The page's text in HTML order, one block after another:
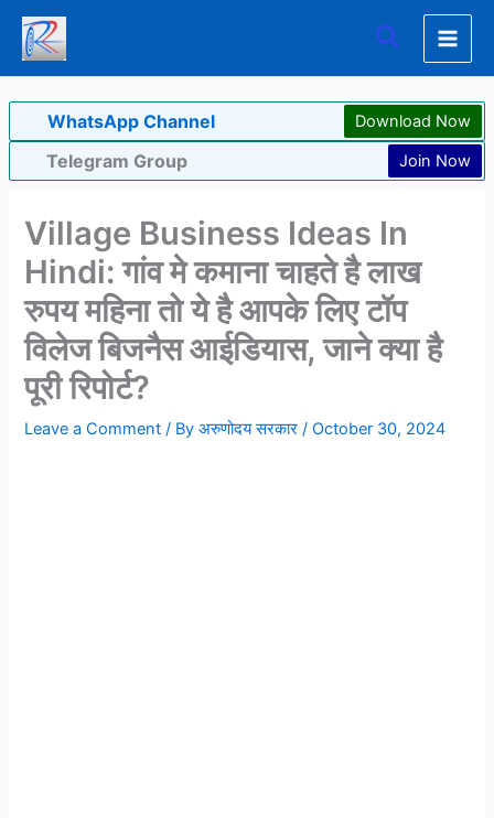
Skip
content
Search
WhatsApp Channel Download Now
Telegram Group Join Now
Village Business Ideas In
Hindi: गांव मे कमाना चाहते है लाख
रुपय महिना तो ये है आपके लिए टॉप
विलेज बिजनैस आईडियास, जाने क्या है
पूरी रिपोर्ट?
Leave a Comment / Byअरुणोदय सरकार/October 30, 2024